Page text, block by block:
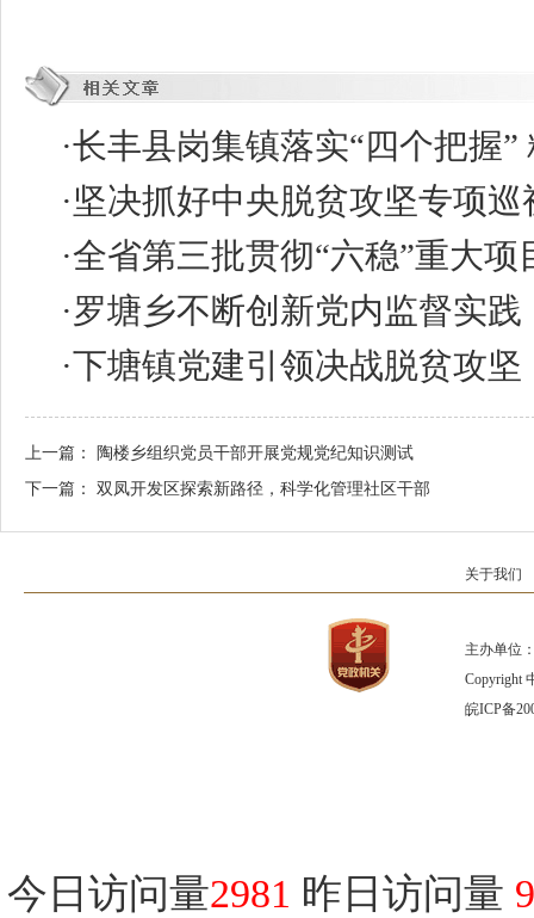
·长丰县岗集镇落实“四个把握
·坚决抓好中央脱贫攻坚专项
·全省第三批贯彻“六稳”重大项
·罗塘乡不断创新党内监督实践
·下塘镇党建引领决战脱贫攻坚
上一篇：
陶楼乡组织党员干部开展党规党纪知识测试
下一篇： 双凤开发区探索新路径，科学化管理社区干部
关于我们
主办单位
Copyright
皖ICP备
今日访问量2981 昨日访问量